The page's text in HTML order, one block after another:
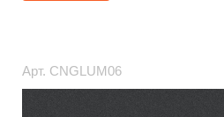
Арт. CNGLUM06